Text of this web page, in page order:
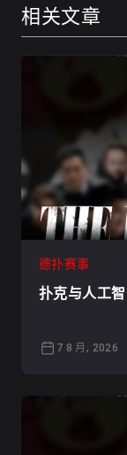
相关文章
德扑赛事
扑克与人工
7 8 月, 2026